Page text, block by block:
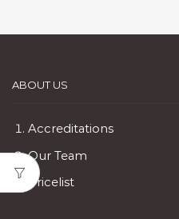
ABOUT US
Accreditations
Our Team
Pricelist